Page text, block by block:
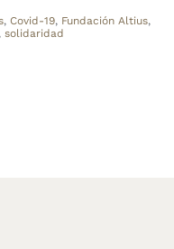
, Covid-19, Fundación Altius,
solidaridad